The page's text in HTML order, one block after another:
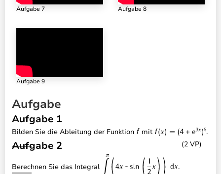
Aufgabe 7 Aufgabe 8
Aufgabe 9
Aufgabe
Aufgabe 1
Bilden Sie die Ableitung der Funktion mit
.
(2 VP)
Aufgabe 2
Berechnen Sie das Integral .